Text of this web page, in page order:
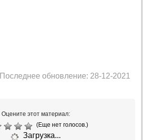
Последнее обновление: 28-12-2021
Оцените этот материал:
(Еще нет голосов.)
Загрузка...